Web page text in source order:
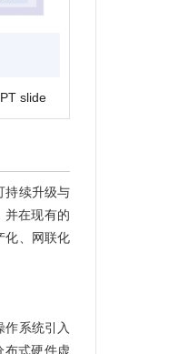
slide
持续升级与
并在现有的
化、网联化
作系统引入
布式硬件虚